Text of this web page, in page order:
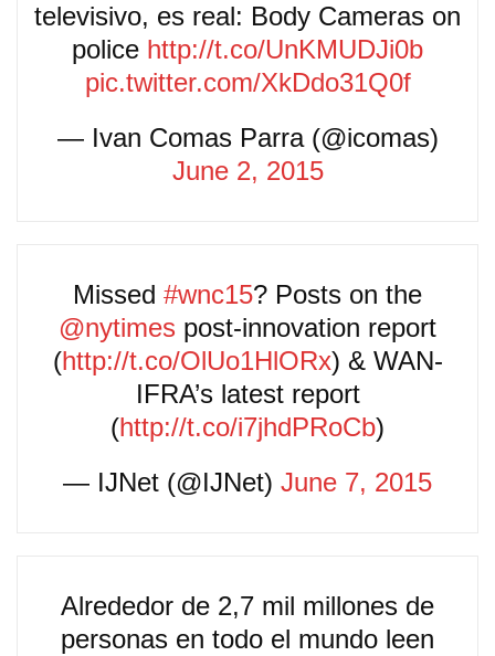
televisivo, es real: Body Cameras on
police http://t.co/UnKMUDJi0b
pic.twitter.com/XkDdo31Q0f
— Ivan Comas Parra (@icomas)
June 2, 2015
Missed #wnc15? Posts on the
@nytimes post-innovation report
(http://t.co/OlUo1HlORx) & WAN-
IFRA’s latest report
(http://t.co/i7jhdPRoCb)
— IJNet (@IJNet) June 7, 2015
Alrededor de 2,7 mil millones de
personas en todo el mundo leen